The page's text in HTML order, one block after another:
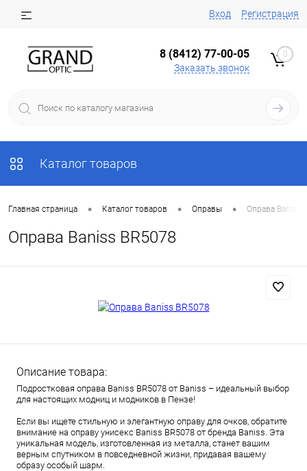
Вход Регистрация
8 (8412) 77-00-05
Заказать звонок
0
Каталог товаров
Главная страница • Каталог товаров • Оправы • Оправа Baniss
Оправа Baniss BR5078
Описание товара:
Подростковая оправа Baniss BR5078 от Baniss – идеальный выбор
для настоящих модниц и модников в Пензе!
Если вы ищете стильную и элегантную оправу для очков, обратите
внимание на оправу унисекс Baniss BR5078 от бренда Baniss. Эта
уникальная модель, изготовленная из металла, станет вашим
верным спутником в повседневной жизни, придавая вашему
образу особый шарм.